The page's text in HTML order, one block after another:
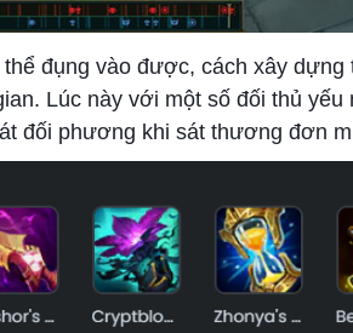
đụng vào được, cách xây
Lúc này với một số đối thủ
đối phương khi sát thương đơn